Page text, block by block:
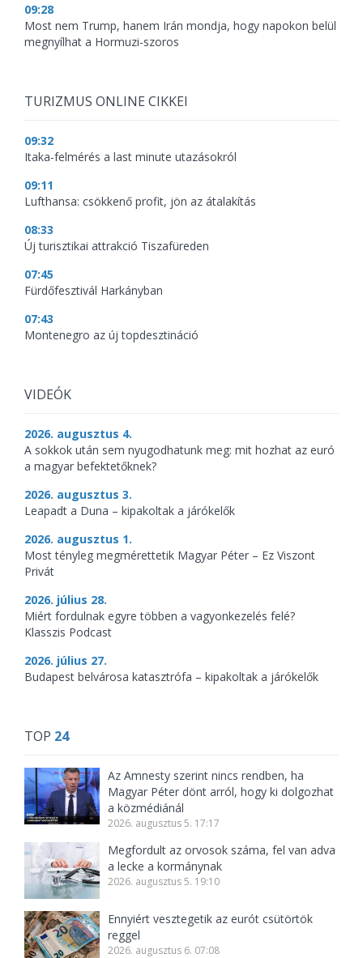
09:28
Most nem Trump, hanem Irán mondja, hogy napokon belül
megnyílhat a Hormuzi-szoros
TURIZMUS ONLINE CIKKEI
09:32
Itaka-felmérés a last minute utazásokról
09:11
Lufthansa: csökkenő profit, jön az átalakítás
08:33
Új turisztikai attrakció Tiszafüreden
07:45
Fürdőfesztivál Harkányban
07:43
Montenegro az új topdesztináció
VIDEÓK
2026. augusztus 4.
A sokkok után sem nyugodhatunk meg: mit hozhat az euró
a magyar befektetőknek?
2026. augusztus 3.
Leapadt a Duna – kipakoltak a járókelők
2026. augusztus 1.
Most tényleg megmérettetik Magyar Péter – Ez Viszont
Privát
2026. július 28.
Miért fordulnak egyre többen a vagyonkezelés felé?
Klasszis Podcast
2026. július 27.
Budapest belvárosa katasztrófa – kipakoltak a járókelők
TOP 24
Az Amnesty szerint nincs rendben, ha
Magyar Péter dönt arról, hogy ki dolgozhat
a közmédiánál
2026. augusztus 5. 17:17
Megfordult az orvosok száma, fel van adva
a lecke a kormánynak
2026. augusztus 5. 19:10
Ennyiért vesztegetik az eurót csütörtök
reggel
2026. augusztus 6. 07:08